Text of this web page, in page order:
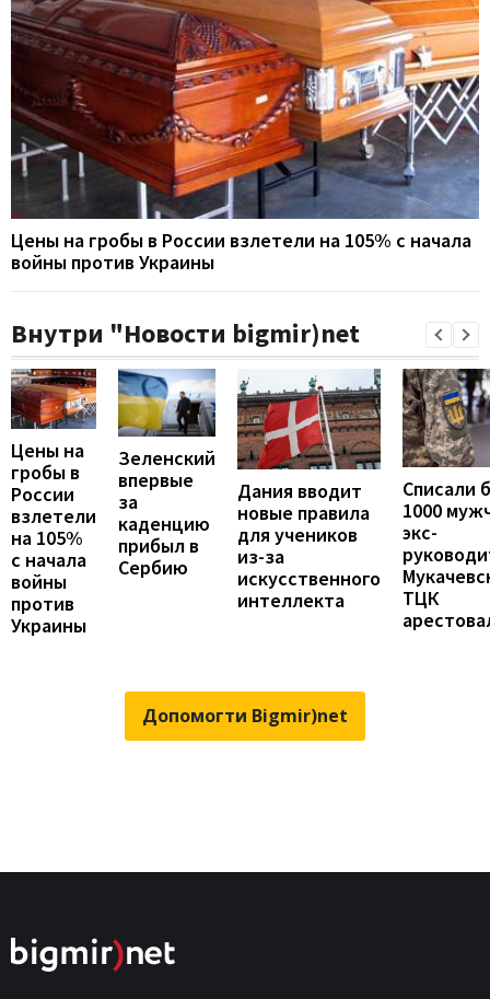
Цены на гробы в России взлетели на 105% с начала
войны против Украины
Внутри "Новости bigmir)net
Цены на
гробы в
России
взлетели
на 105%
с начала
войны
против
Украины
Зеленский
впервые
за
каденцию
прибыл в
Сербию
Дания вводит
новые правила
для учеников
из-за
искусственного
интеллекта
Списали
1000
экс-
ТЦК
Допомогти Bigmir)net